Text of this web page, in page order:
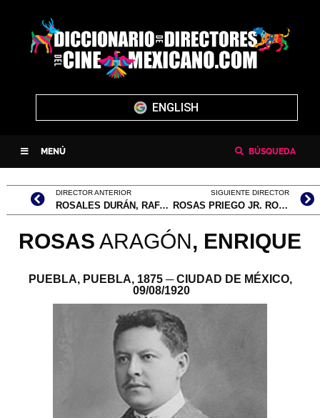
ENGLISH
MENÚ BÚSQUEDA
DIRECTOR ANTERIOR
ROSALES DURÁN, RAFAEL
SIGUIENTE DIRECTOR
ROSAS PRIEGO JR. ROSALES, ALFONSO
ROSAS ARAGÓN, ENRIQUE
PUEBLA, PUEBLA, 1875 ─ CIUDAD DE MÉXICO,
09/08/1920